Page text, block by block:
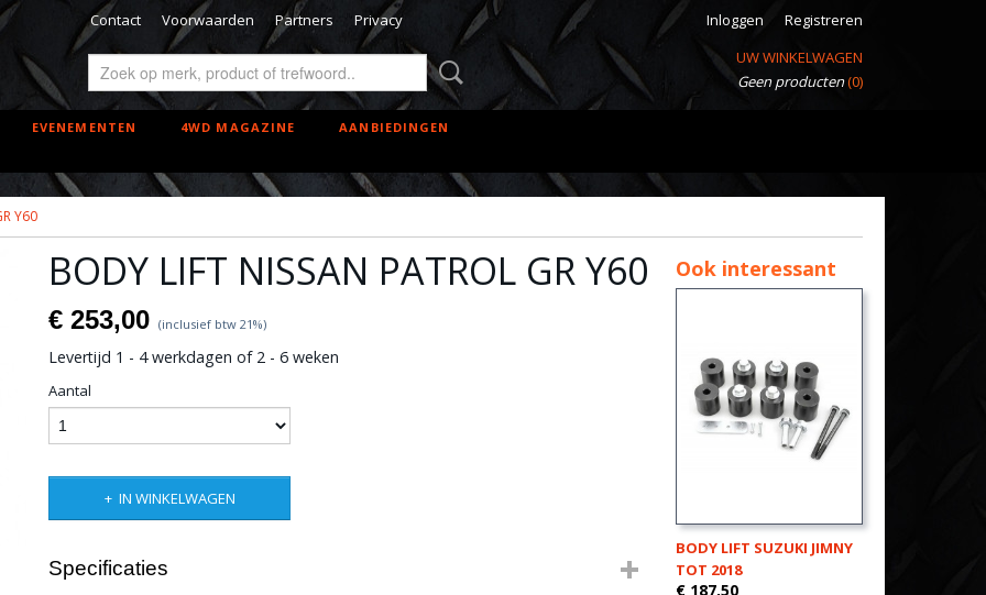
Contact Voorwaarden Partners Privacy Inloggen
Registreren
UW WINKELWAGEN
Geen producten(0)
EVENEMENTEN 4WD MAGAZINE AANBIEDINGEN
Y60
BODY LIFT NISSAN PATROL GR Y60
€ 253,00 (inclusief btw 21%)
Levertijd 1 - 4 werkdagen of 2 - 6 weken
Aantal
IN WINKELWAGEN
Specificaties
Ook interessant
BODY LIFT SUZUKI JIMNY
TOT 2018
€ 187,50